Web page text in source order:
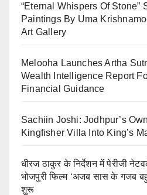
“Eternal Whispers Of Stone”
Paintings By Uma
Art Gallery
Melooha Launches Artha
Wealth Intelligence Report
Financial Guidance
Sachiin Joshi: Jodhpur’s
Kingfisher Villa Into King’s
धीरज ठाकुर के निर्देशन में पेरीजी
भोजपुरी फिल्म ‘अजब सास के गजब
शुरू